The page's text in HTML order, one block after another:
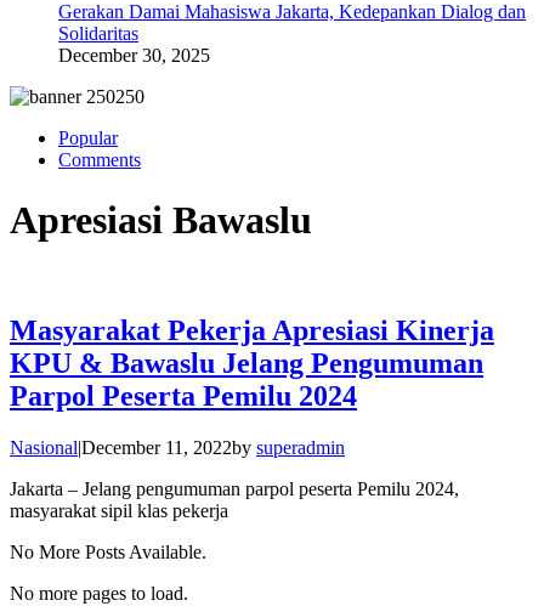
Gerakan Damai Mahasiswa Jakarta, Kedepankan Dialog dan
Solidaritas
December 30, 2025
Popular
Comments
Apresiasi Bawaslu
Masyarakat Pekerja Apresiasi Kinerja
KPU & Bawaslu Jelang Pengumuman
Parpol Peserta Pemilu 2024
Nasional|December 11, 2022by superadmin
Jakarta – Jelang pengumuman parpol peserta Pemilu 2024,
masyarakat sipil klas pekerja
No More Posts Available.
No more pages to load.